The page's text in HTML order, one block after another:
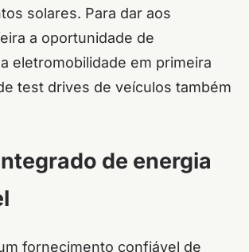
solares. Para dar aos
a oportunidade de
eletromobilidade em primeira
test drives de veículos também
de energia
fornecimento confiável de